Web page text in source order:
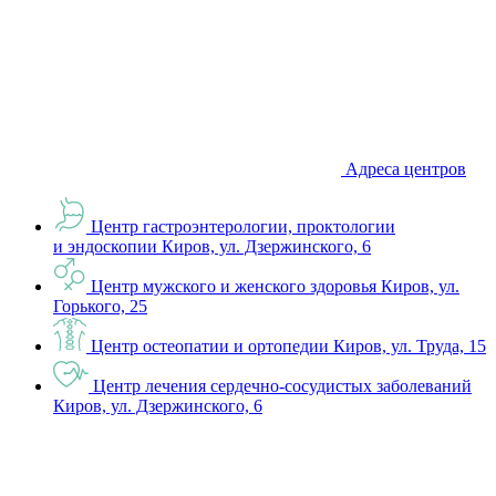
Адреса центров
Центр гастроэнтерологии, проктологии
и эндоскопии Киров, ул. Дзержинского, 6
Центр мужского и женского здоровья Киров, ул.
Горького, 25
Центр остеопатии и ортопедии Киров, ул. Труда, 15
Центр лечения сердечно-сосудистых заболеваний
Киров, ул. Дзержинского, 6